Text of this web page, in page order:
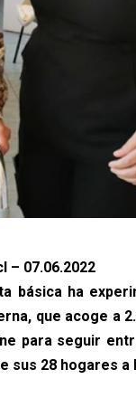
– 07.06.2022
básica ha
que acoge a
para seguir
sus 28 hogares a